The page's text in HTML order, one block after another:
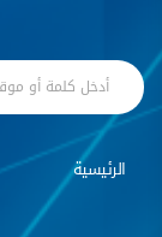
الرئيسية